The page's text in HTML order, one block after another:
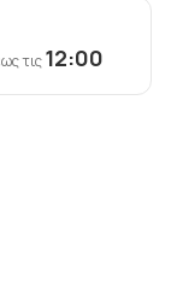
τις12:00